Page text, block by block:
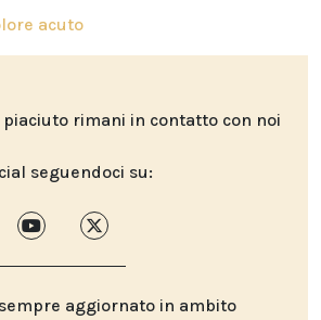
acuto
rimani in contatto con noi
seguendoci su:
aggiornato in ambito